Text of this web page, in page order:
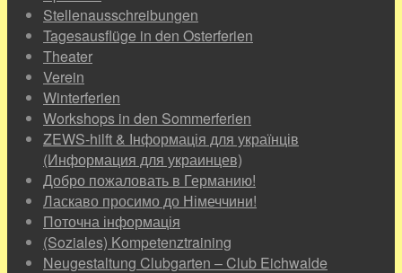
Stellenausschreibungen
Tagesausflüge in den Osterferien
Theater
Verein
Winterferien
Workshops in den Sommerferien
ZEWS-hilft & Інформація для українців
(Информация для украинцев)
Добро пожаловать в Германию!
Ласкаво просимо до Німеччини!
Поточна інформація
(Soziales) Kompetenztraining
Neugestaltung Clubgarten – Club Eichwalde